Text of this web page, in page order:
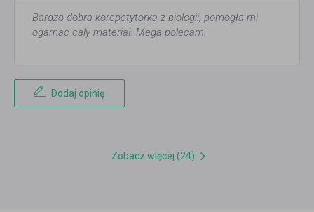
Bardzo dobra korepetytorka z biologii, pomogła mi
ogarnac caly materiał. Mega polecam.
Dodaj opinię
Zobacz więcej (24)